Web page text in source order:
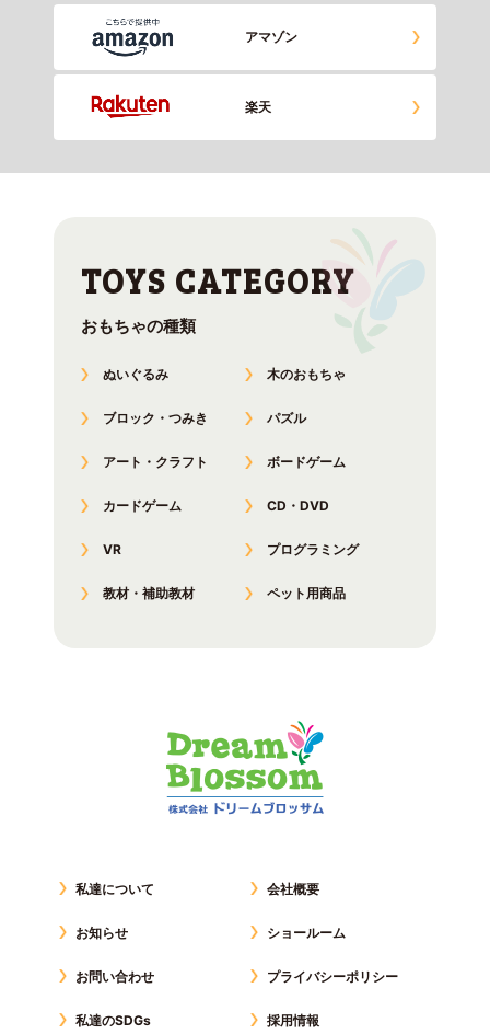
アマゾン
楽天
おもちゃの種類
ぬいぐるみ 木のおもちゃ
ブロック・つみき パズル
アート・クラフト ボードゲーム
カードゲーム CD・DVD
VR プログラミング
教材・補助教材 ペット用商品
私達について
お知らせ
お問い合わせ
私達のSDGs
会社概要
ショールーム
プライバシーポリシー
採用情報